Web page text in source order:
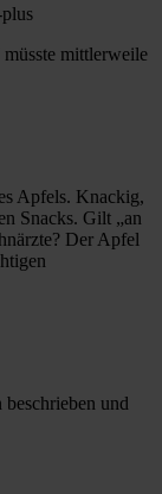
mittlerweile
Apfels. Knackig,
Snacks. Gilt „an
Der Apfel
beschrieben und